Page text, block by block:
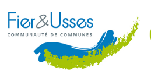
Aller à la recherche